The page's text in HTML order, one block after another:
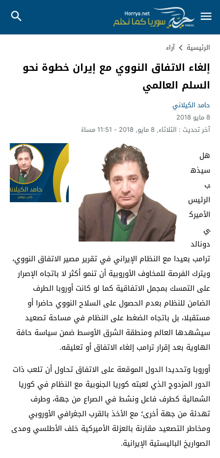
الرئيسية آراء
إلغاء الاتفاق النووي مع إيران خطوة نحو
السلم العالمي
حامد الكيلاني
8 مايو 2018
آخر تحديث : الثلاثاء, 8 مايو, 2018 - 11:51 مساءً
هل
سيذه
ب
الرئيس
الأميرك
ي
دونالد
ترامب بعيدا مع النظام الإيراني في تقرير مصير الاتفاق النووي،
ويترك الفرصة للمخاوف الأوروبية أن تنمو أكثر لا باتجاه الإصرار
على التمسك بمجمل الاتفاقية كما لو كانت أوروبا الطرف
الضامن للنظام بعدم الحصول على السلاح النووي حاضرا أو
مستقبلا، بل باتجاه الضغط على النظام في مساحة تصعيد
سيشهدها العالم ومنطقة الشرق الأوسط ضمن سياسة حافة
الهاوية بعد إقرار ترامب إلغاء الاتفاق أو تعليقه.
أوروبا وتحديدا الدول الموقعة على الاتفاق تحاول أن تلعب ذات
الدور المزدوج الذي لعبته كوريا الجنوبية مع النظام في كوريا
الشمالية كطرف فاعل ونشط في الصراع من جهة، وطرف
تهدئة من جهة أخرى؛ مع الأخذ بالقرب الجغرافي الأوروبي
ومخاطر التصعيد مقارنة بالعزلة الأميركية خلف الأطلسي ومدى
الصواريخ الباليستية الإيرانية.